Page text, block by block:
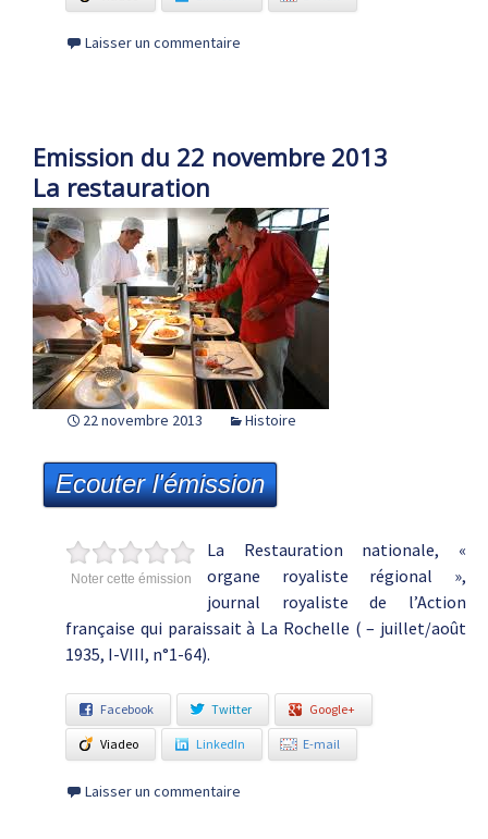
Laisser un commentaire
Emission du 22 novembre 2013
La restauration
22 novembre 2013 Histoire
Ecouter l'émission
Noter cette émission
La Restauration nationale, «
organe royaliste régional »,
journal royaliste de l’Action
française qui paraissait à La Rochelle ( – juillet/août
1935, I-VIII, n°1-64).
Facebook Twitter Google+
Viadeo LinkedIn E-mail
Laisser un commentaire